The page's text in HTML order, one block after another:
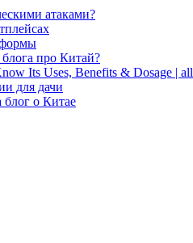
атаками?
про Китай?
Its Uses, Benefits & Dosage |
для дачи
блог о Китае